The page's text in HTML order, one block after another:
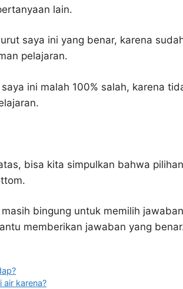
lain.
saya ini yang benar, karena
pelajaran.
ini malah 100% salah, karena
bisa kita simpulkan bahwa
bingung untuk memilih
memberikan jawaban yang
karena?